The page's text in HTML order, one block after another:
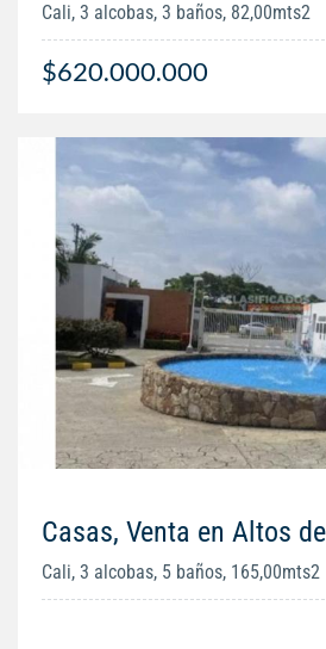
Cali, 3 alcobas, 3 baños, 82,00mts2
$620.000.000
Casas, Venta en Altos
Cali, 3 alcobas, 5 baños, 165,00mts2